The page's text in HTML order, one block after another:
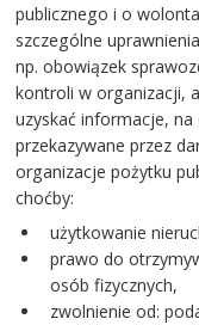
publicznego i o
szczególne
np. obowiązek
kontroli w organizacji,
uzyskać informacje, na
przekazywane przez
organizacje pożytku
choćby:
użytkowanie
prawo do
osób fizycznych,
zwolnienie od: